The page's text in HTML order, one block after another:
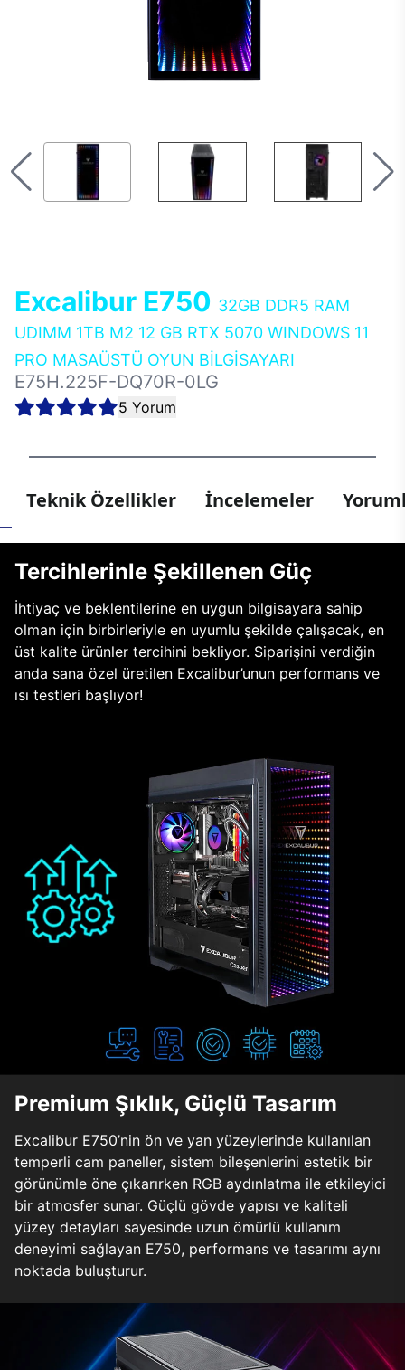
Excalibur E750 32GB DDR5 RAM
UDIMM 1TB M2 12 GB RTX 5070 WINDOWS 11
PRO MASAÜSTÜ OYUN BİLGİSAYARI
E75H.225F-DQ70R-0LG
5 Yorum
Teknik Özellikler İncelemeler
Tercihlerinle Şekillenen Güç
İhtiyaç ve beklentilerine en uygun bilgisayara sahip
olman için birbirleriyle en uyumlu şekilde çalışacak, en
üst kalite ürünler tercihini bekliyor. Siparişini verdiğin
anda sana özel üretilen Excalibur’unun performans ve
ısı testleri başlıyor!
Premium Şıklık, Güçlü Tasarım
Excalibur E750’nin ön ve yan yüzeylerinde kullanılan
temperli cam paneller, sistem bileşenlerini estetik bir
görünümle öne çıkarırken RGB aydınlatma ile etkileyici
bir atmosfer sunar. Güçlü gövde yapısı ve kaliteli
yüzey detayları sayesinde uzun ömürlü kullanım
deneyimi sağlayan E750, performans ve tasarımı aynı
noktada buluşturur.